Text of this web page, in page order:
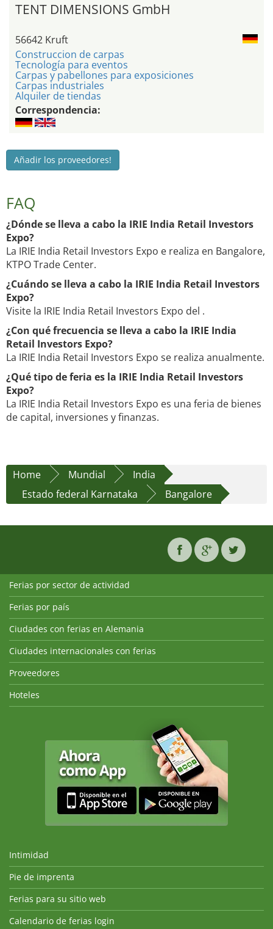
TENT DIMENSIONS GmbH
56642 Kruft
Construccion de carpas
Tecnología para eventos
Carpas y pabellones para exposiciones
Carpas industriales
Alquiler de tiendas
Correspondencia:
Añadir los proveedores!
FAQ
¿Dónde se lleva a cabo la IRIE India Retail Investors
Expo?
La IRIE India Retail Investors Expo e realiza en Bangalore,
KTPO Trade Center.
¿Cuándo se lleva a cabo la IRIE India Retail Investors
Expo?
Visite la IRIE India Retail Investors Expo del .
¿Con qué frecuencia se lleva a cabo la IRIE India
Retail Investors Expo?
La IRIE India Retail Investors Expo se realiza anualmente.
¿Qué tipo de feria es la IRIE India Retail Investors
Expo?
La IRIE India Retail Investors Expo es una feria de bienes
de capital, inversiones y finanzas.
Home Mundial
India
Estado federal Karnataka
Bangalore
Ferias por sector de actividad
Ferias por país
Ciudades con ferias en Alemania
Ciudades internacionales con ferias
Proveedores
Hoteles
Intimidad
Pie de imprenta
Ferias para su sitio web
Calendario de ferias login